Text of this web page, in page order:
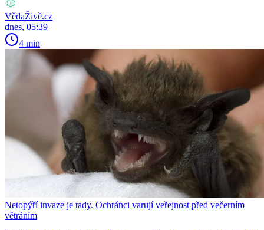
VědaŽivě.cz
dnes, 05:39
4 min
Netopýří invaze je tady. Ochránci varují veřejnost před večerním
větráním